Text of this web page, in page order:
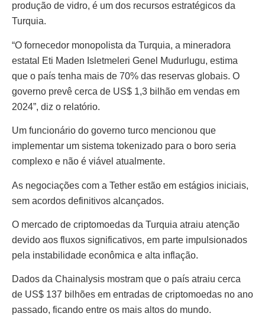
produção de vidro, é um dos recursos estratégicos da
Turquia.
“O fornecedor monopolista da Turquia, a mineradora
estatal Eti Maden Isletmeleri Genel Mudurlugu, estima
que o país tenha mais de 70% das reservas globais. O
governo prevê cerca de US$ 1,3 bilhão em vendas em
2024”, diz o relatório.
Um funcionário do governo turco mencionou que
implementar um sistema tokenizado para o boro seria
complexo e não é viável atualmente.
As negociações com a Tether estão em estágios iniciais,
sem acordos definitivos alcançados.
O mercado de criptomoedas da Turquia atraiu atenção
devido aos fluxos significativos, em parte impulsionados
pela instabilidade econômica e alta inflação.
Dados da Chainalysis mostram que o país atraiu cerca
de US$ 137 bilhões em entradas de criptomoedas no ano
passado, ficando entre os mais altos do mundo.